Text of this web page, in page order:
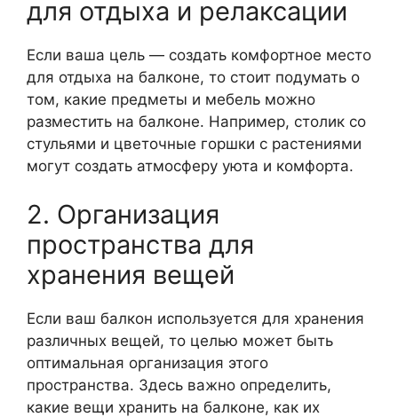
для отдыха и релаксации
Если ваша цель — создать комфортное место
для отдыха на балконе, то стоит подумать о
том, какие предметы и мебель можно
разместить на балконе. Например, столик со
стульями и цветочные горшки с растениями
могут создать атмосферу уюта и комфорта.
2. Организация
пространства для
хранения вещей
Если ваш балкон используется для хранения
различных вещей, то целью может быть
оптимальная организация этого
пространства. Здесь важно определить,
какие вещи хранить на балконе, как их